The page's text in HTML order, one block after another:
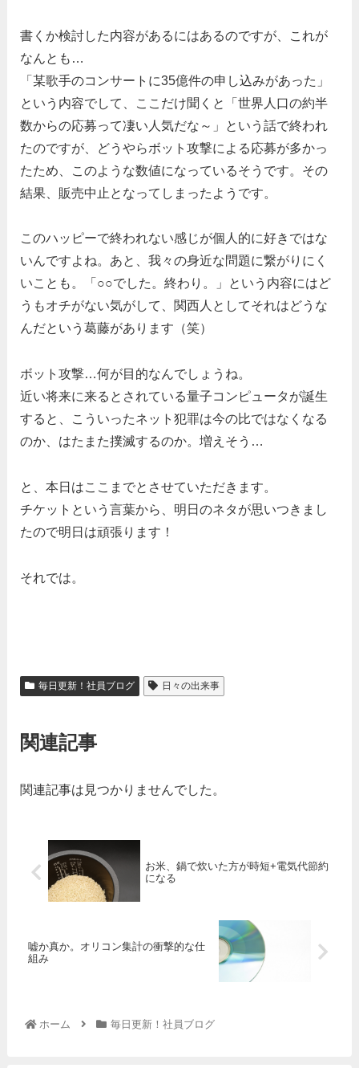
書くか検討した内容があるにはあるのですが、これが
なんとも…
「某歌手のコンサートに35億件の申し込みがあった」
という内容でして、ここだけ聞くと「世界人口の約半
数からの応募って凄い人気だな～」という話で終われ
たのですが、どうやらボット攻撃による応募が多かっ
たため、このような数値になっているそうです。その
結果、販売中止となってしまったようです。
このハッピーで終われない感じが個人的に好きではな
いんですよね。あと、我々の身近な問題に繋がりにく
いことも。「○○でした。終わり。」という内容にはど
うもオチがない気がして、関西人としてそれはどうな
んだという葛藤があります（笑）
ボット攻撃…何が目的なんでしょうね。
近い将来に来るとされている量子コンピュータが誕生
すると、こういったネット犯罪は今の比ではなくなる
のか、はたまた撲滅するのか。増えそう…
と、本日はここまでとさせていただきます。
チケットという言葉から、明日のネタが思いつきまし
たので明日は頑張ります！
それでは。
毎日更新！社員ブログ 日々の出来事
関連記事
関連記事は見つかりませんでした。
お米、鍋で炊いた方が時短+電気代節約
になる
嘘か真か。オリコン集計の衝撃的な仕
組み
ホーム 毎日更新！社員ブログ